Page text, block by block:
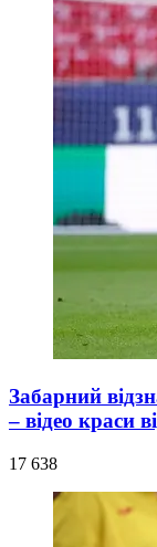
Забарний
– відео краси
17 638